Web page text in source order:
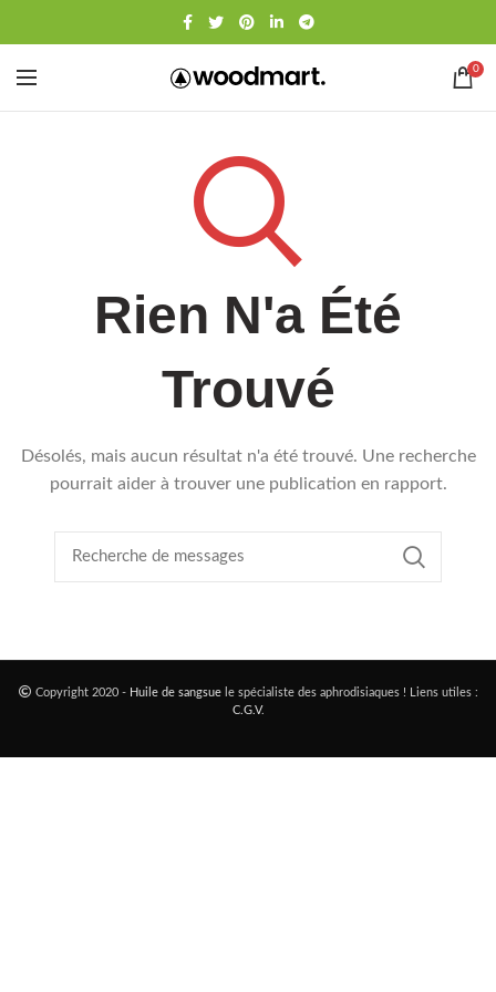
0
Rien N'a Été
Trouvé
Désolés, mais aucun résultat n'a été trouvé. Une recherche
pourrait aider à trouver une publication en rapport.
Copyright 2020 - Huile de sangsue le spécialiste des aphrodisiaques ! Liens utiles :
C.G.V.